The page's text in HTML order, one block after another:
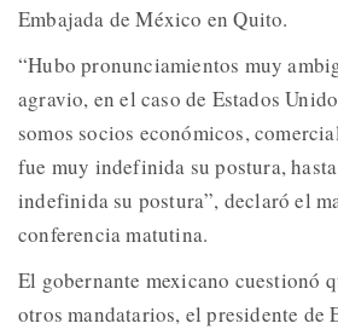
Embajada de México en Quito.
“Hubo pronunciamientos muy
agravio, en el caso de Estados
somos socios económicos,
fue muy indefinida su postura,
indefinida su postura”, declaró el
conferencia matutina.
El gobernante mexicano cuestionó
otros mandatarios, el presidente de